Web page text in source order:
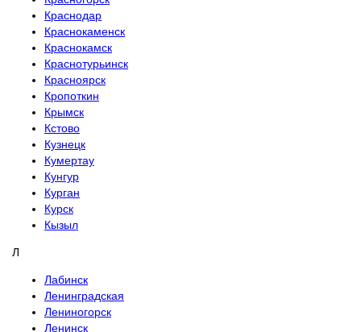
Краснодар
Краснокаменск
Краснокамск
Краснотурьинск
Красноярск
Кропоткин
Крымск
Кстово
Кузнецк
Кумертау
Кунгур
Курган
Курск
Кызыл
Л
Лабинск
Ленинградская
Лениногорск
Ленинск